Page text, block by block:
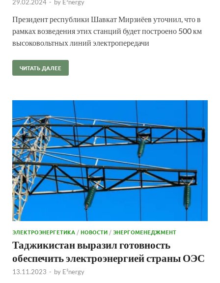
29.02.2024 - by E²nergy
Президент республики Шавкат Мирзиёев уточнил, что в
рамках возведения этих станций будет построено 500 км
высоковольтных линий электропередачи
ЧИТАТЬ ДАЛЕЕ
ЭЛЕКТРОЭНЕРГЕТИКА /НОВОСТИ /ЭНЕРГОМЕНЕДЖМЕНТ
Таджикистан выразил готовность
обеспечить электроэнергией страны ОЭС
13.11.2023 - by E²nergy